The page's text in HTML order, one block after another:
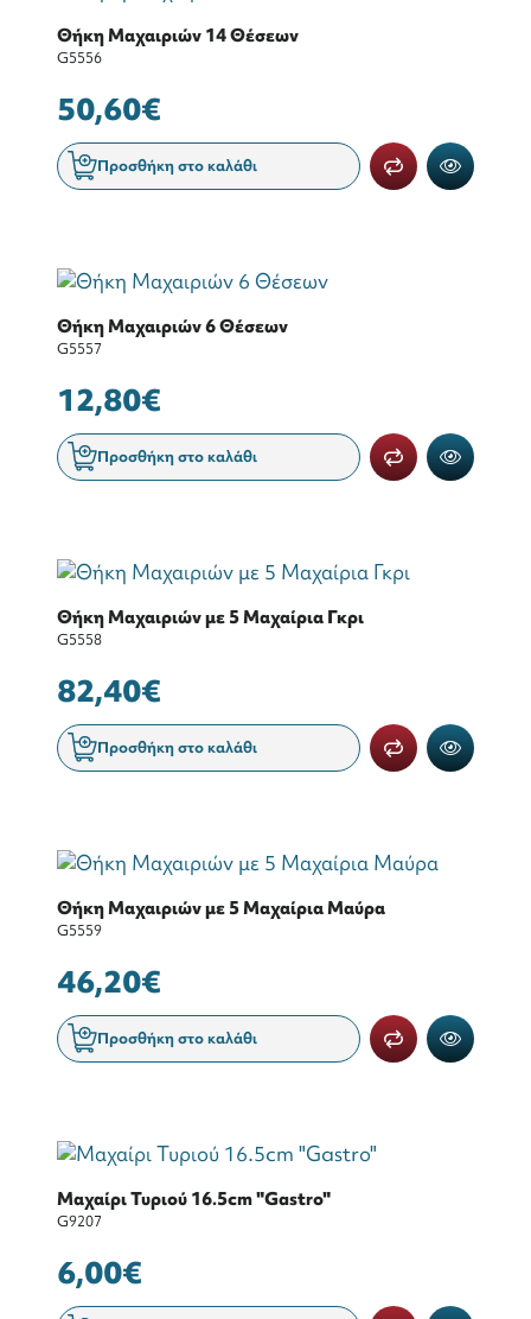
Θήκη Μαχαιριών 14 Θέσεων
G5556
50,60€
Προσθήκη στο καλάθι
Θήκη Μαχαιριών 6 Θέσεων
G5557
12,80€
Προσθήκη στο καλάθι
Θήκη Μαχαιριών με 5 Μαχαίρια Γκρι
G5558
82,40€
Προσθήκη στο καλάθι
Θήκη Μαχαιριών με 5 Μαχαίρια Μαύρα
G5559
46,20€
Προσθήκη στο καλάθι
Μαχαίρι Τυριού 16.5cm "Gastro"
G9207
6,00€